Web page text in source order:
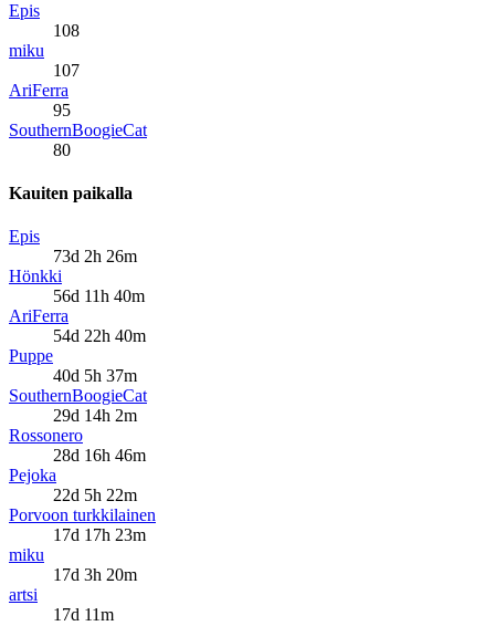
Epis
108
miku
107
AriFerra
95
SouthernBoogieCat
80
Kauiten paikalla
Epis
73d 2h 26m
Hönkki
56d 11h 40m
AriFerra
54d 22h 40m
Puppe
40d 5h 37m
SouthernBoogieCat
29d 14h 2m
Rossonero
28d 16h 46m
Pejoka
22d 5h 22m
Porvoon turkkilainen
17d 17h 23m
miku
17d 3h 20m
artsi
17d 11m